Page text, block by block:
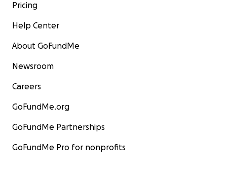
Pricing
Help Center
About GoFundMe
Newsroom
Careers
GoFundMe.org
GoFundMe Partnerships
GoFundMe Pro for nonprofits